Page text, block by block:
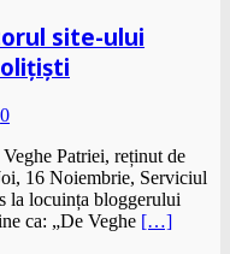
site-ului
0
Patriei, reținut de
16 Noiembrie, Serviciul
la locuința bloggerului
ca: „De Veghe […]